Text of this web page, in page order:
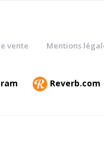
vente Mentions
Reverb.com